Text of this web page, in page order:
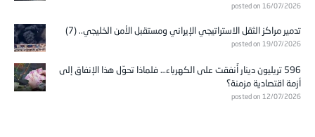
posted on 16/07/2026
تدمير مراكز الثقل الاستراتيجي الإيراني ومستقبل الأمن الخليجي.. (7)
posted on 19/07/2026
596 تريليون دينار أُنفقت على الكهرباء… فلماذا تحوّل هذا الإنفاق إلى
أزمة اقتصادية مزمنة؟
posted on 12/07/2026